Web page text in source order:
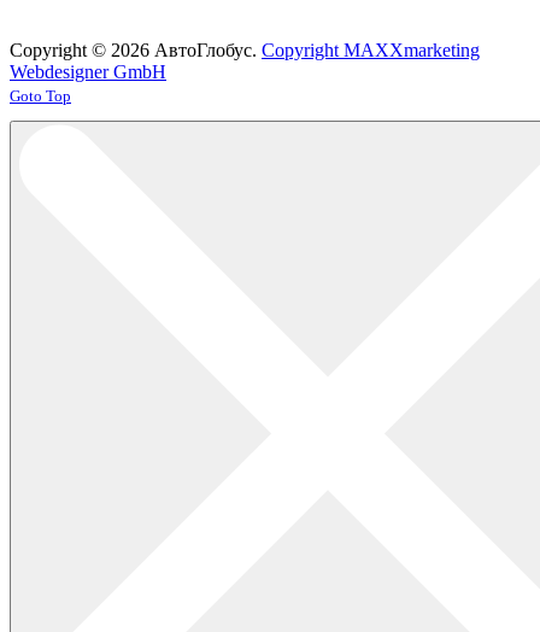
Copyright © 2026 АвтоГлобус. Copyright MAXXmarketing
Webdesigner GmbH
Joomla! 3 Templates
Goto Top